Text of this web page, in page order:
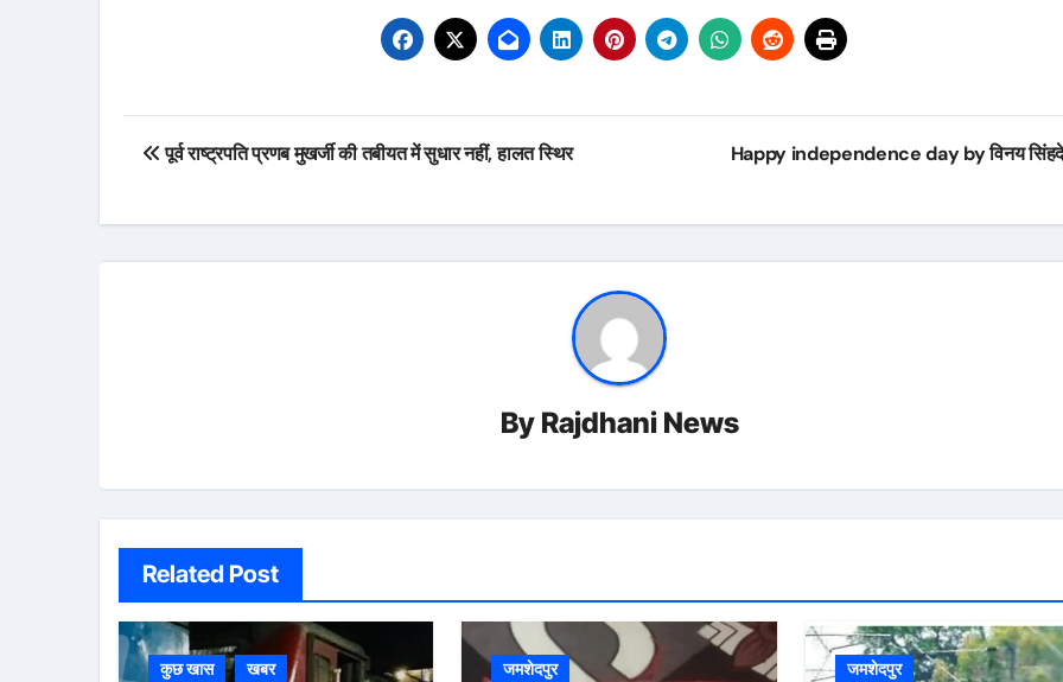
Post
पूर्व राष्ट्रपति प्रणब मुखर्जी की तबीयत में सुधार नहीं, हालत स्थिर Happy independence day by विनय
By Rajdhani News
Related Post
कुछ खास खबर जमशेदपुर जमशेदपुर